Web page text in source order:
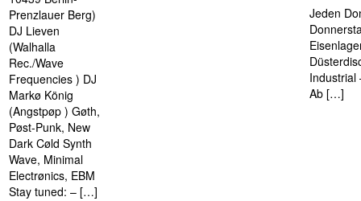
Prenzlauer Berg)
DJ Lieven
(Walhalla
Rec./Wave
Frequencies ) DJ
Markø König
(Angstpøp ) Gøth,
Pøst-Punk, New
Dark Cøld Synth
Wave, Minimal
Electrønics, EBM
Stay tuned: – […]
Jeden
Industrial
Ab […]